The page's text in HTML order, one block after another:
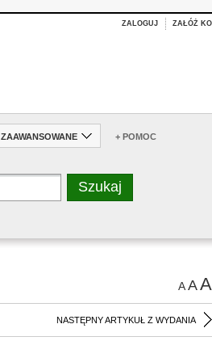
ZALOGUJ ZAŁÓŻ
ZAAWANSOWANE + POMOC
AAA
NASTĘPNY ARTYKUŁ Z WYDANIA